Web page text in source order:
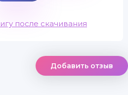
после скачивания
Добавить отзыв